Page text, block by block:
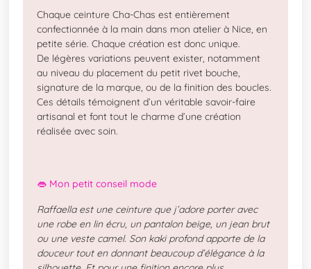
Chaque ceinture Cha-Chas est entièrement
confectionnée à la main dans mon atelier à Nice, en
petite série. Chaque création est donc unique.
De légères variations peuvent exister, notamment
au niveau du placement du petit rivet bouche,
signature de la marque, ou de la finition des boucles.
Ces détails témoignent d’un véritable savoir-faire
artisanal et font tout le charme d’une création
réalisée avec soin.
👄 Mon petit conseil mode
Raffaella est une ceinture que j’adore porter avec
une robe en lin écru, un pantalon beige, un jean brut
ou une veste camel. Son kaki profond apporte de la
douceur tout en donnant beaucoup d’élégance à la